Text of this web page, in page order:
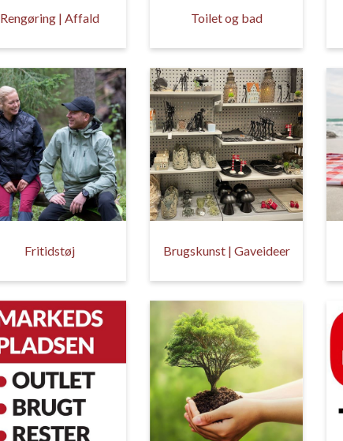
Rengøring | Affald Toilet og bad
Fritidstøj Brugskunst | Gaveideer